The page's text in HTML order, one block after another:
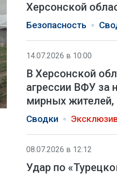
Херсонской
Безопасность
14.07.2026 в 10:00
В Херсонской
агрессии ВФУ за
мирных жителей,
Сводки
08.07.2026 в 12:12
Удар по